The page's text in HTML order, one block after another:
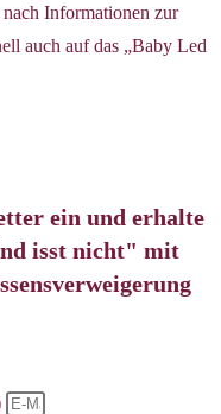
Informationen zur
auch auf das „Baby Led
ein und erhalte
isst nicht" mit